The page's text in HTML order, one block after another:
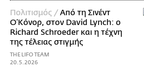
Πολιτισμός /Από τη Σινέντ
Ο’Κόνορ, στον David Lynch: ο
Richard Schroeder και η τέχνη
της τέλειας στιγμής
THE LIFO TEAM
20.5.2026